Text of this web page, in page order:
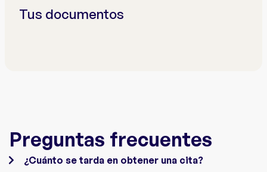
Tus documentos
Preguntas frecuentes
¿Cuánto se tarda en obtener una cita?